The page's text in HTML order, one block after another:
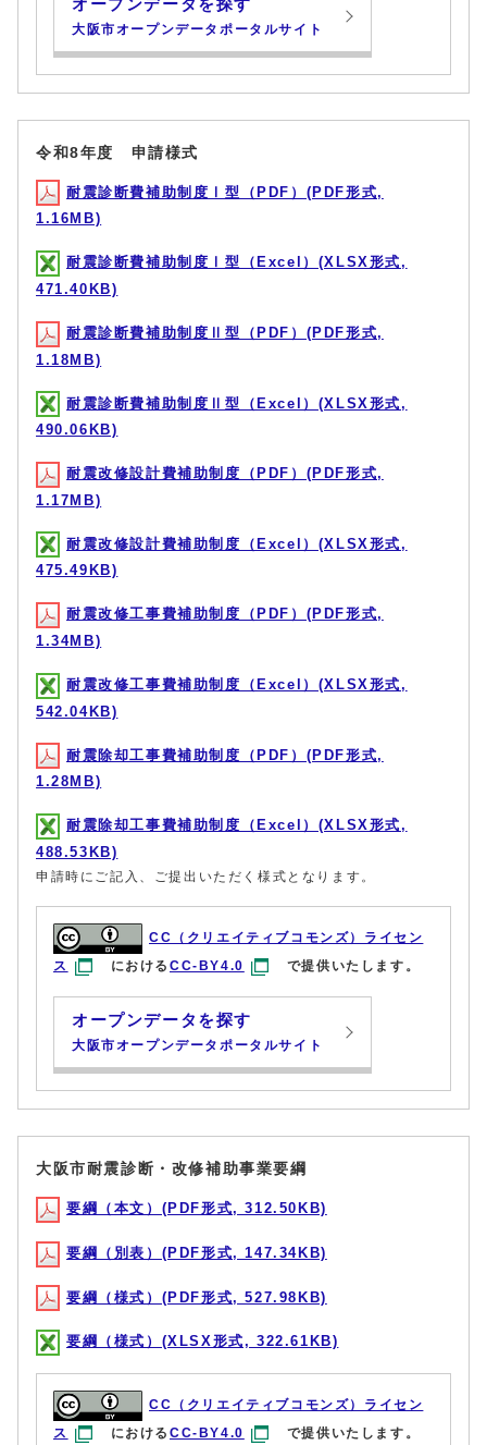
オープンデータを探す
大阪市オープンデータポータルサイト
令和8年度 申請様式
耐震診断費補助制度Ⅰ型（PDF）(PDF形式,
1.16MB)
耐震診断費補助制度Ⅰ型（Excel）(XLSX形式,
471.40KB)
耐震診断費補助制度Ⅱ型（PDF）(PDF形式,
1.18MB)
耐震診断費補助制度Ⅱ型（Excel）(XLSX形式,
490.06KB)
耐震改修設計費補助制度（PDF）(PDF形式,
1.17MB)
耐震改修設計費補助制度（Excel）(XLSX形式,
475.49KB)
耐震改修工事費補助制度（PDF）(PDF形式,
1.34MB)
耐震改修工事費補助制度（Excel）(XLSX形式,
542.04KB)
耐震除却工事費補助制度（PDF）(PDF形式,
1.28MB)
耐震除却工事費補助制度（Excel）(XLSX形式,
488.53KB)
申請時にご記入、ご提出いただく様式となります。
CC（クリエイティブコモンズ）ライセン
ス
におけるCC-BY4.0 で提供いたします。
オープンデータを探す
大阪市オープンデータポータルサイト
大阪市耐震診断・改修補助事業要綱
要綱（本文）(PDF形式, 312.50KB)
要綱（別表）(PDF形式, 147.34KB)
要綱（様式）(PDF形式, 527.98KB)
要綱（様式）(XLSX形式, 322.61KB)
CC（クリエイティブコモンズ）ライセン
ス
におけるCC-BY4.0 で提供いたします。